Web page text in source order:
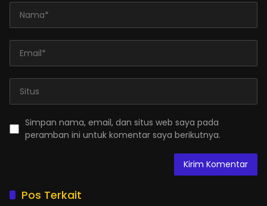
Simpan nama, email, dan situs web saya pada
peramban ini untuk komentar saya berikutnya.
Pos Terkait